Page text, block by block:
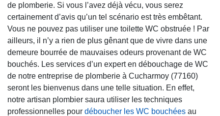
de plomberie. Si vous l’avez déjà vécu, vous serez
certainement d’avis qu’un tel scénario est très embêtant.
Vous ne pouvez pas utiliser une toilette WC obstruée ! Par
ailleurs, il n’y a rien de plus gênant que de vivre dans une
demeure bourrée de mauvaises odeurs provenant de WC
bouchés. Les services d’un expert en débouchage de WC
de notre entreprise de plomberie à Cucharmoy (77160)
seront les bienvenus dans une telle situation. En effet,
notre artisan plombier saura utiliser les techniques
professionnelles pour déboucher les WC bouchées au